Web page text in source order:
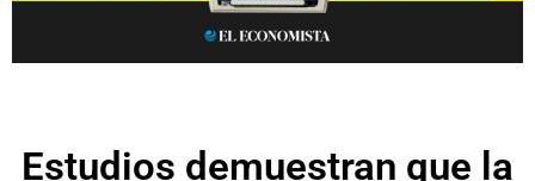
Estudios demuestran que la